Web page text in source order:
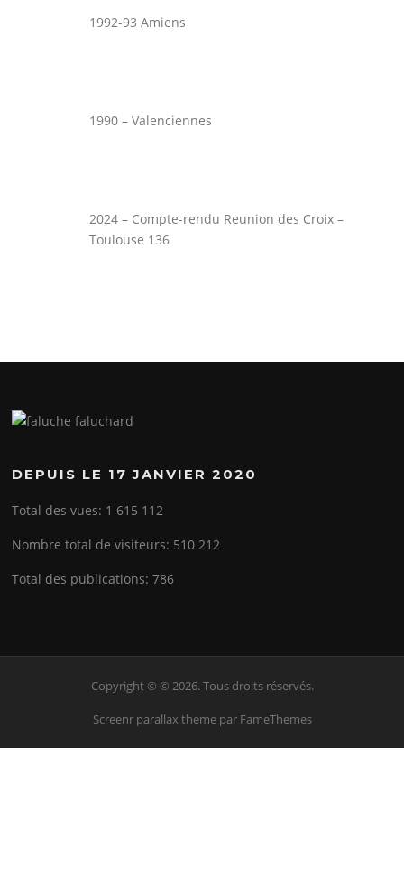
1992-93 Amiens
1990 – Valenciennes
2024 – Compte-rendu Reunion des Croix –
Toulouse 136
DEPUIS LE 17 JANVIER 2020
Total des vues: 1 615 112
Nombre total de visiteurs: 510 212
Total des publications:786
Copyright © © 2026. Tous droits réservés.
Screenr parallax themepar FameThemes